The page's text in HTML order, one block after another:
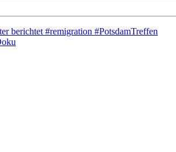
berichtet #remigration #PotsdamTreffen